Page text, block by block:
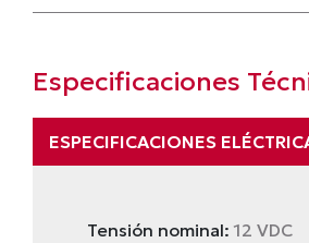
Especificaciones
ESPECIFICACIONES
Tensión nominal: 12 VDC